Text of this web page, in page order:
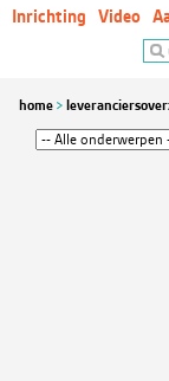
Inrichting Video
home